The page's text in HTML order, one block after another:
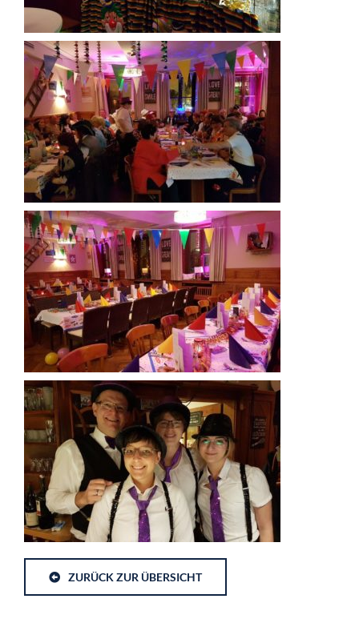
ZURÜCK ZUR ÜBERSICHT